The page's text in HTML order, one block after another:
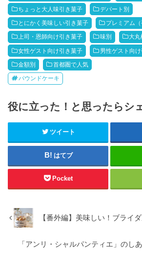
ちょっと大人味引き菓子 デパート別
とにかく美味しい引き菓子 プレミアム（
上司・恩師向け引き菓子 味別 大
女性ゲスト向け引き菓子 男性ゲスト向
金額別 首都圏で人気
パウンドケーキ
役に立った！と思ったらシ
ツイート
はてブ
Pocket
【番外編】美味しい！ブライ
「アンリ・シャルパンティエ」のし